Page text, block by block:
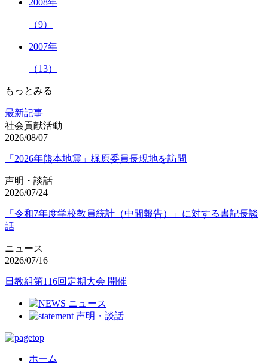
2008年
（9）
2007年
（13）
もっとみる
最新記事
社会貢献活動
2026/08/07
「2026年熊本地震」梶原委員長現地を訪問
声明・談話
2026/07/24
「令和7年度学校教員統計（中間報告）」に対する書記長談
話
ニュース
2026/07/16
日教組第116回定期大会 開催
ホーム